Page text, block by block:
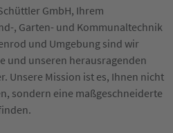
GmbH, Ihrem
, Garten- und Kommunaltechnik
und Umgebung sind wir
und unseren herausragenden
Unsere Mission ist es, Ihnen nicht
sondern eine maßgeschneiderte